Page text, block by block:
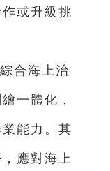
或升級挑
合海上治
一體化，
能力。其
應對海上